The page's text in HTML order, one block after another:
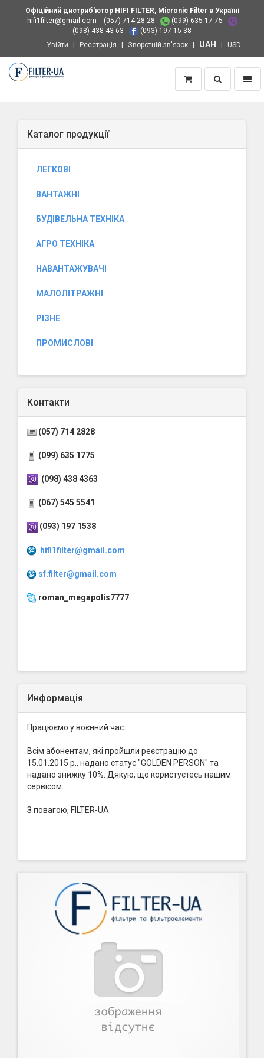
Офіційний дистриб'ютор HIFI FILTER, Micronic Filter в Україні
hifi1filter@gmail.com
(057) 714-28-28
(099) 635-17-75
(098) 438-43-63
(093) 197-15-38
Увійти
Реєстрація Зворотній зв'язок UAH USD
Пошук
Каталог продукції
ЛЕГКОВІ
ВАНТАЖНІ
БУДІВЕЛЬНА ТЕХНІКА
АГРО ТЕХНІКА
НАВАНТАЖУВАЧІ
МАЛОЛІТРАЖНІ
РІЗНЕ
ПРОМИСЛОВІ
Контакти
(057) 714 2828
(099) 635 1775
(098) 438 4363
(067) 545 5541
(093) 197 1538
hifi1filter@gmail.com
sf.filter@gmail.com
roman_megapolis7777
Информація
Працюємо у воєнний час.
Всім абонентам, які пройшли реєстрацію до
15.01.2015 р., надано статус "GOLDEN PERSON" та
надано знижку 10%. Дякую, що користуєтесь нашим
сервісом.
З повагою, FILTER-UA